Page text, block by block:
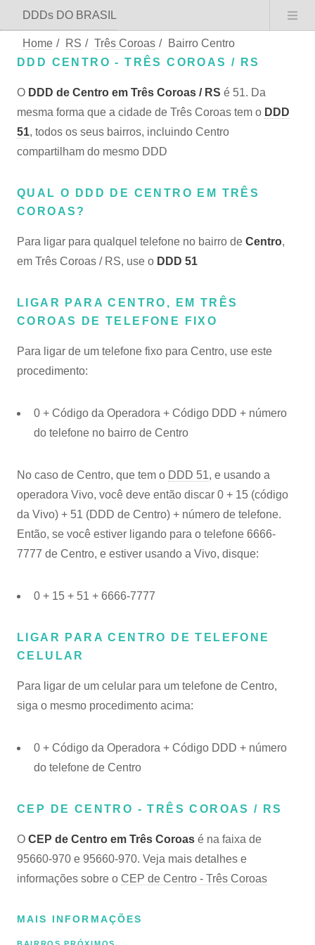
DDDs DO BRASIL
Home / RS / Três Coroas /
Bairro Centro
DDD CENTRO - TRÊS COROAS / RS
O DDD de Centro em Três Coroas / RS é 51. Da
mesma forma que a cidade de Três Coroas tem o DDD
51, todos os seus bairros, incluindo Centro
compartilham do mesmo DDD
QUAL O DDD DE CENTRO EM TRÊS
COROAS?
Para ligar para qualquel telefone no bairro de Centro,
em Três Coroas / RS, use o DDD 51
LIGAR PARA CENTRO, EM TRÊS
COROAS DE TELEFONE FIXO
Para ligar de um telefone fixo para Centro, use este
procedimento:
0 + Código da Operadora + Código DDD + número
do telefone no bairro de Centro
No caso de Centro, que tem o DDD 51, e usando a
operadora Vivo, você deve então discar 0 + 15 (código
da Vivo) + 51 (DDD de Centro) + número de telefone.
Então, se você estiver ligando para o telefone 6666-
7777 de Centro, e estiver usando a Vivo, disque:
0 + 15 + 51 + 6666-7777
LIGAR PARA CENTRO DE TELEFONE
CELULAR
Para ligar de um celular para um telefone de Centro,
siga o mesmo procedimento acima:
0 + Código da Operadora + Código DDD + número
do telefone de Centro
CEP DE CENTRO - TRÊS COROAS / RS
O CEP de Centro em Três Coroas é na faixa de
95660-970 e 95660-970. Veja mais detalhes e
informações sobre o CEP de Centro - Três Coroas
MAIS INFORMAÇÕES